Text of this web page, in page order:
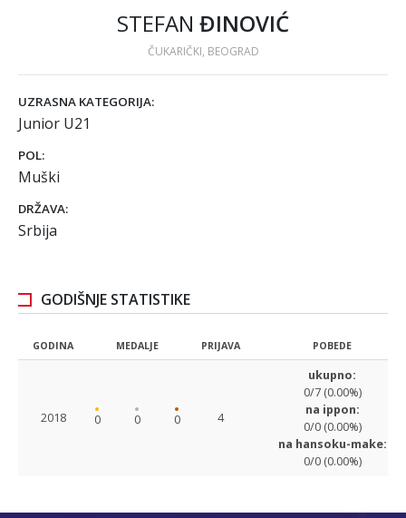
STEFAN ĐINOVIĆ
ČUKARIČKI, BEOGRAD
UZRASNA KATEGORIJA:
Junior U21
POL:
Muški
DRŽAVA:
Srbija
GODIŠNJE STATISTIKE
GODINA MEDALJE PRIJAVA POBEDE
2018 0 0 0 4
ukupno:
0/7 (0.00%)
na ippon:
0/0 (0.00%)
na hansoku-make:
0/0 (0.00%)